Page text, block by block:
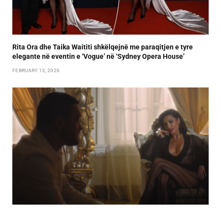
Rita Ora dhe Taika Waititi shkëlqejnë me paraqitjen e tyre
elegante në eventin e ‘Vogue’ në ‘Sydney Opera House’
FEBRUARY 13, 2026